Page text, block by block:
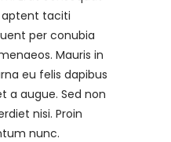
aptent taciti
per conubia
Mauris in
eu felis dapibus
a augue. Sed non
nisi. Proin
nunc.